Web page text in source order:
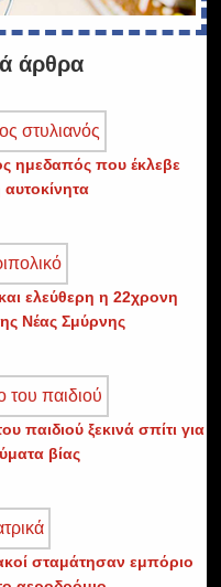
άρθρα
ημεδαπός που έκλεβε
ελεύθερη η 22χρονη
Νέας Σμύρνης
παιδιού ξεκινά σπίτι για
βίας
σταμάτησαν εμπόριο